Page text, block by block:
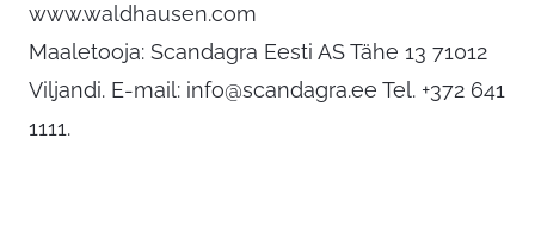
www.waldhausen.com
Maaletooja: Scandagra Eesti AS Tähe 13 71012
Viljandi. E-mail: info@scandagra.ee Tel. +372 641
1111.